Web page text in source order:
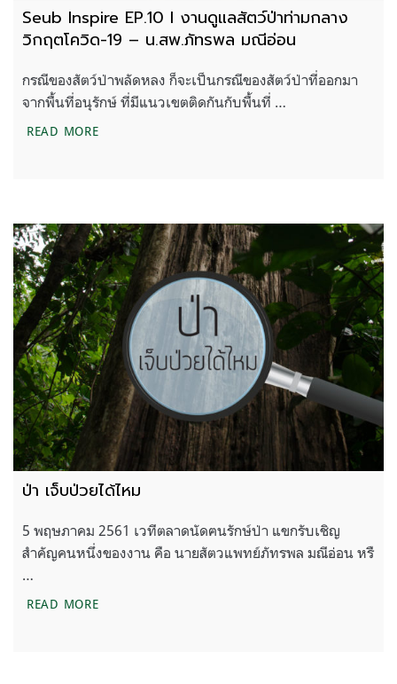
Seub Inspire EP.10 l งานดูแลสัตว์ป่าท่ามกลาง
วิกฤตโควิด-19 – น.สพ.ภัทรพล มณีอ่อน
กรณีของสัตว์ป่าพลัดหลง ก็จะเป็นกรณีของสัตว์ป่าที่ออกมา
จากพื้นที่อนุรักษ์ ที่มีแนวเขตติดกันกับพื้นที่ …
READ MORESEUB INSPIRE EP.10 L งานดูแลสัตว์ป่าท่ามกลาง
ป่า เจ็บป่วยได้ไหม
5 พฤษภาคม 2561 เวทีตลาดนัดฅนรักษ์ป่า แขกรับเชิญ
สำคัญคนหนึ่งของงาน คือ นายสัตวแพทย์ภัทรพล มณีอ่อน หรื
…
READ MOREป่า เจ็บป่วยได้ไหม